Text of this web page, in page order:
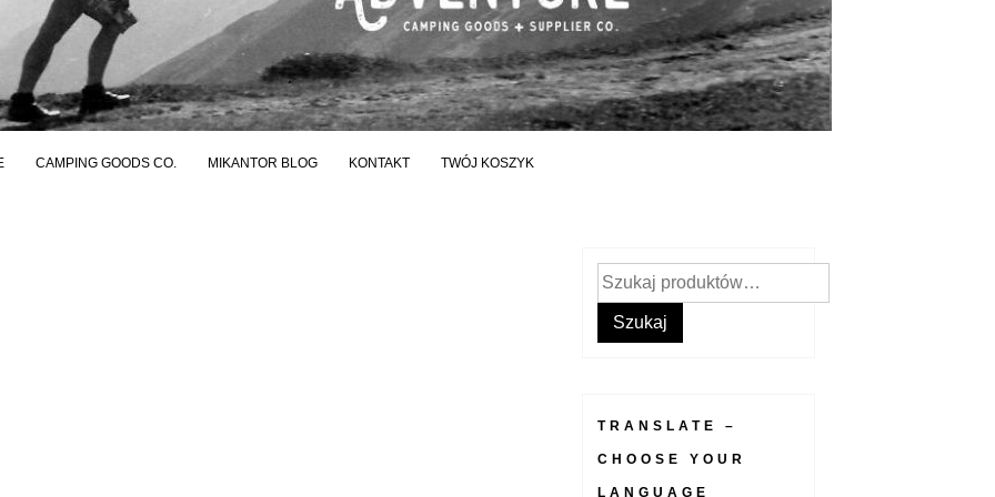
CAMPING GOODS CO. MIKANTOR BLOG KONTAKT TWÓJ KOSZYK
Szukaj:
Szukaj
TRANSLATE –
CHOOSE YOUR
LANGUAGE